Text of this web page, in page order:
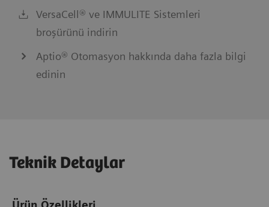
VersaCell® ve IMMULITE Sistemleri
broşürünü indirin
Aptio® Otomasyon hakkında daha fazla bilgi
edinin
Teknik Detaylar